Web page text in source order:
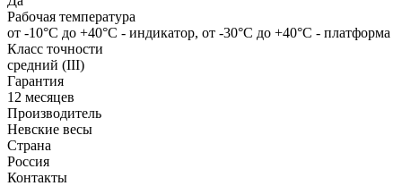
Рабочая температура
от -10°C до +40°C - индикатор, от -30°C до +40°C - платформа
Класс точности
средний (III)
Гарантия
12 месяцев
Производитель
Невские весы
Страна
Россия
Контакты